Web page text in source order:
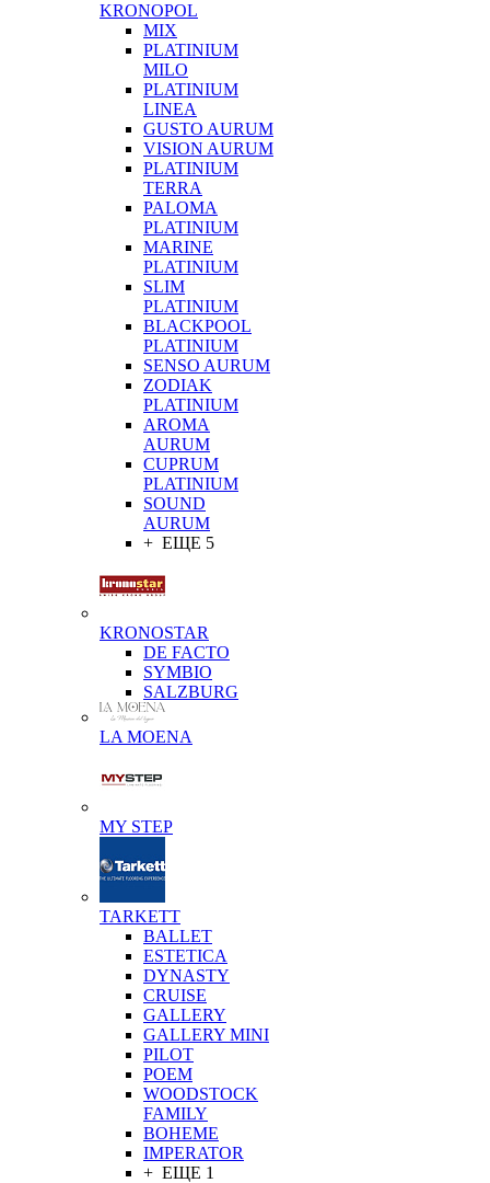
KRONOPOL
MIX
PLATINIUM
MILO
PLATINIUM
LINEA
GUSTO AURUM
VISION AURUM
PLATINIUM
TERRA
PALOMA
PLATINIUM
MARINE
PLATINIUM
SLIM
PLATINIUM
BLACKPOOL
PLATINIUM
SENSO AURUM
ZODIAK
PLATINIUM
AROMA
AURUM
CUPRUM
PLATINIUM
SOUND
AURUM
+ ЕЩЕ 5
KRONOSTAR
DE FACTO
SYMBIO
SALZBURG
LA MOENA
MY STEP
TARKETT
BALLET
ESTETICA
DYNASTY
CRUISE
GALLERY
GALLERY MINI
PILOT
POEM
WOODSTOCK
FAMILY
BOHEME
IMPERATOR
+ ЕЩЕ 1